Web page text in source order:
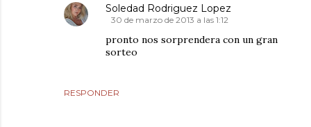
RESPONDER
Soledad Rodriguez Lopez
30 de marzo de 2013 a las 1:12
pronto nos sorprendera con un gran
sorteo